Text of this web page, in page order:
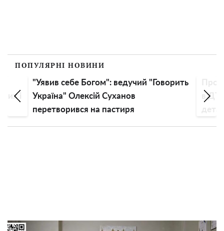
ПОПУЛЯРНІ НОВИНИ
і
"Уявив себе Богом": ведучий "Говорить
Україна" Олексій Суханов
перетворився на пастиря
в